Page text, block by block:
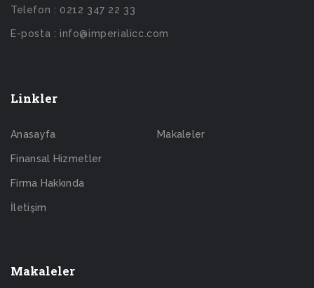
Telefon : 0212 347 22 33
E-posta : info@imperialicc.com
Linkler
Anasayfa
Finansal Hizmetler
Firma Hakkında
İletişim
Makaleler
Makaleler